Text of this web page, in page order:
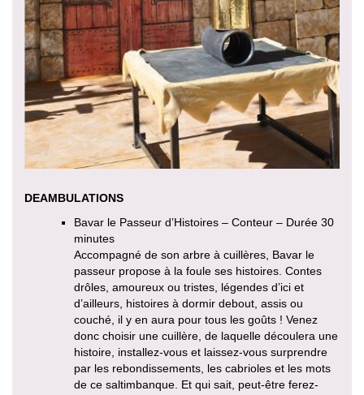
DEAMBULATIONS
Bavar le Passeur d’Histoires – Conteur – Durée 30
minutes
Accompagné de son arbre à cuillères, Bavar le
passeur propose à la foule ses histoires. Contes
drôles, amoureux ou tristes, légendes d’ici et
d’ailleurs, histoires à dormir debout, assis ou
couché, il y en aura pour tous les goûts ! Venez
donc choisir une cuillère, de laquelle découlera une
histoire, installez-vous et laissez-vous surprendre
par les rebondissements, les cabrioles et les mots
de ce saltimbanque. Et qui sait, peut-être ferez-